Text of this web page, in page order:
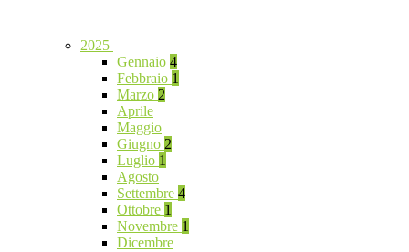
2025
Gennaio 4
Febbraio 1
Marzo 2
Aprile
Maggio
Giugno 2
Luglio 1
Agosto
Settembre 4
Ottobre 1
Novembre 1
Dicembre